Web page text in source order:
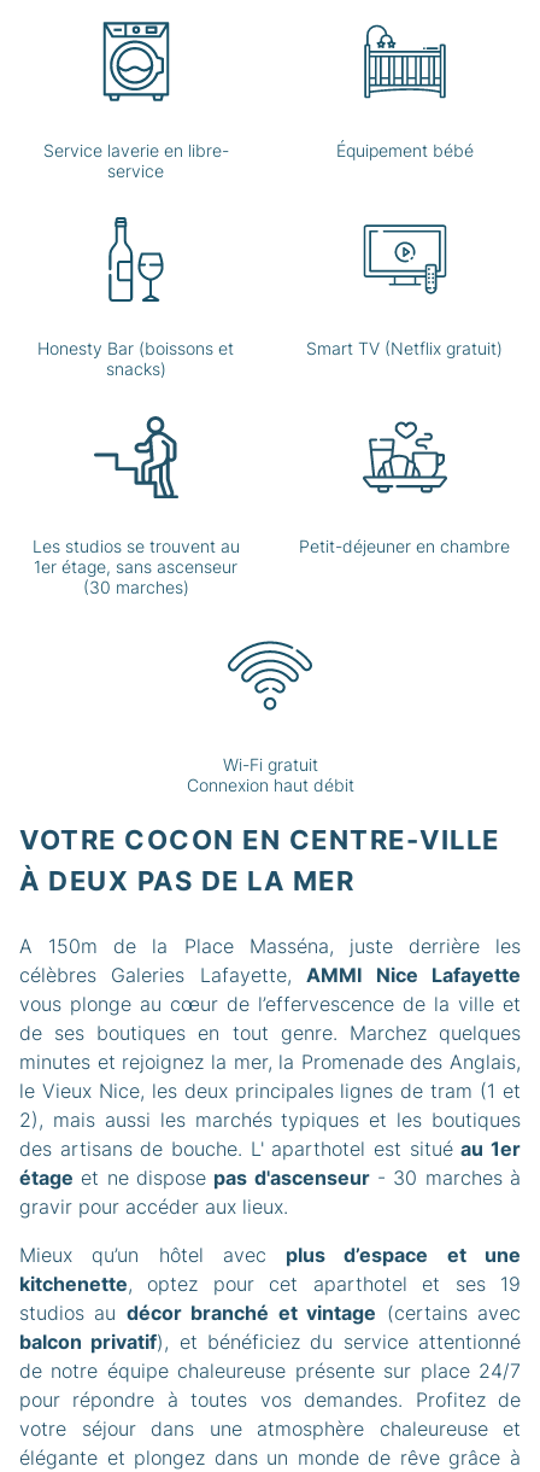
Service laverie en libre-
service
Équipement bébé
Honesty Bar (boissons et
snacks)
Smart TV (Netflix gratuit)
Les studios se trouvent au
1er étage, sans ascenseur
(30 marches)
Petit-déjeuner en chambre
Wi-Fi gratuit
Connexion haut débit
VOTRE COCON EN CENTRE-VILLE
À DEUX PAS DE LA MER
A 150m de la Place Masséna, juste derrière les
célèbres Galeries Lafayette,AMMI Nice Lafayette
vous plonge au cœur de l’effervescence de la ville et
de ses boutiques en tout genre. Marchez quelques
minutes et rejoignez la mer, la Promenade des Anglais,
le Vieux Nice, les deux principales lignes de tram (1 et
2), mais aussi les marchés typiques et les boutiques
des artisans de bouche. L' aparthotel est situéau 1er
étage et ne dispose pas d'ascenseur- 30 marches à
gravir pour accéder aux lieux.
Mieux qu’un hôtel avec plus d’espace et une
kitchenette, optez pour cet aparthotel et ses 19
studios au décor branché et vintage (certains avec
balcon privatif), et bénéficiez du service attentionné
de notre équipe chaleureuse présente sur place 24/7
pour répondre à toutes vos demandes. Profitez de
votre séjour dans une atmosphère chaleureuse et
élégante et plongez dans un monde de rêve grâce à